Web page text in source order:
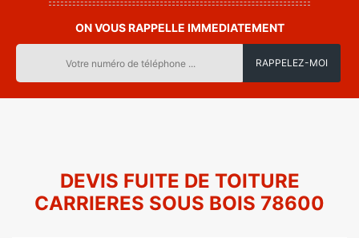
ON VOUS RAPPELLE IMMEDIATEMENT
DEVIS FUITE DE TOITURE
CARRIERES SOUS BOIS 78600